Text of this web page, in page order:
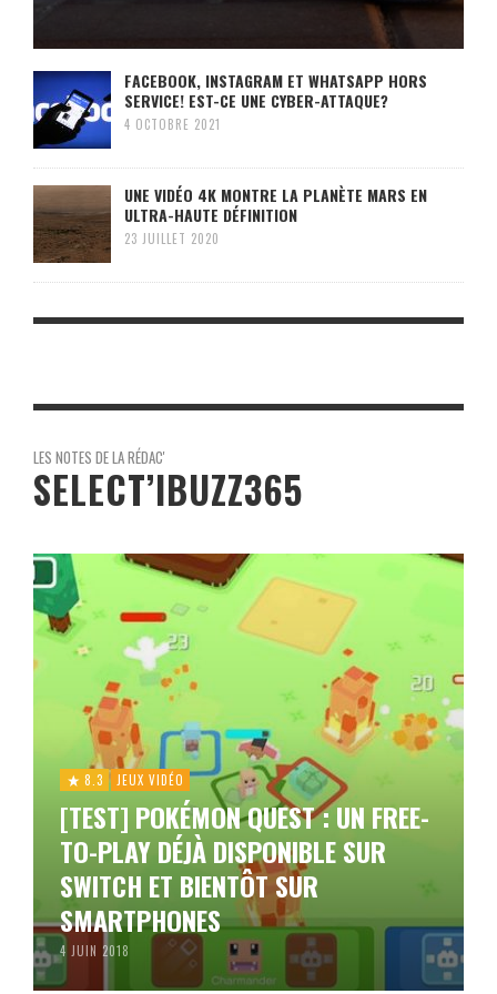
FACEBOOK, INSTAGRAM ET WHATSAPP HORS
SERVICE! EST-CE UNE CYBER-ATTAQUE?
4 OCTOBRE 2021
UNE VIDÉO 4K MONTRE LA PLANÈTE MARS EN
ULTRA-HAUTE DÉFINITION
23 JUILLET 2020
LES NOTES DE LA RÉDAC'
SELECT’IBUZZ365
8.3 JEUX VIDÉO
[TEST] POKÉMON QUEST : UN FREE-
TO-PLAY DÉJÀ DISPONIBLE SUR
SWITCH ET BIENTÔT SUR
SMARTPHONES
4 JUIN 2018